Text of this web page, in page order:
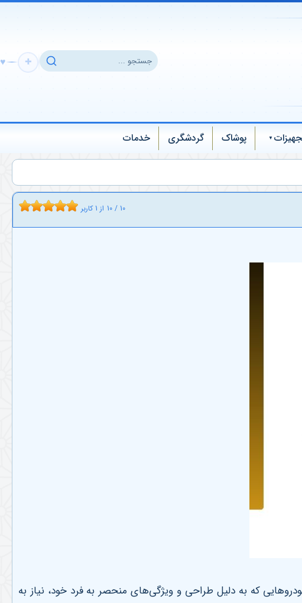
✚
♥
پوشاک گردشگری خدمات
10 / 10 از 1 کاربر
که به دلیل طراحی و ویژگی‌های منحصر به فرد خود، نیاز به